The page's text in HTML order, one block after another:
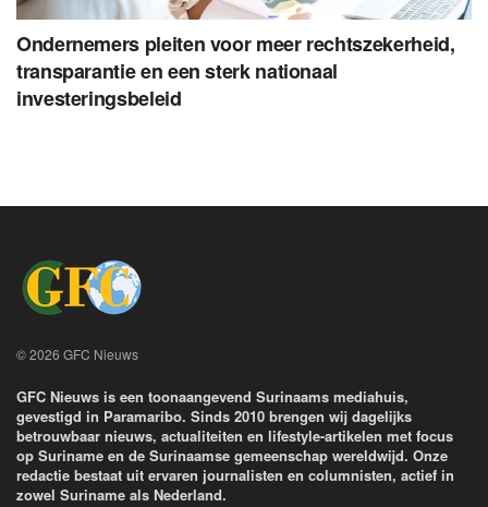
Ondernemers pleiten voor meer rechtszekerheid,
transparantie en een sterk nationaal
investeringsbeleid
© 2026 GFC Nieuws
GFC Nieuws is een toonaangevend Surinaams mediahuis,
gevestigd in Paramaribo. Sinds 2010 brengen wij dagelijks
betrouwbaar nieuws, actualiteiten en lifestyle-artikelen met focus
op Suriname en de Surinaamse gemeenschap wereldwijd. Onze
redactie bestaat uit ervaren journalisten en columnisten, actief in
zowel Suriname als Nederland.